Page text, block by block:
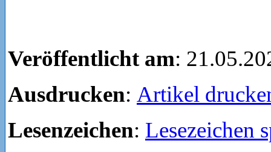
Veröffentlicht am:
Ausdrucken: Artikel
Lesenzeichen: Lesezeichen